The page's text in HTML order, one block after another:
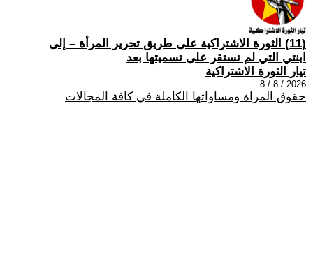
(11) الثورة الاشتراكية على طريق تحرير المرأة – إلى
ابنتي التي لم نستقر على تسميتها بعد
تيار الثورة الاشتراكية
2026 / 8 / 8
حقوق المراة ومساواتها الكاملة في كافة المجالات